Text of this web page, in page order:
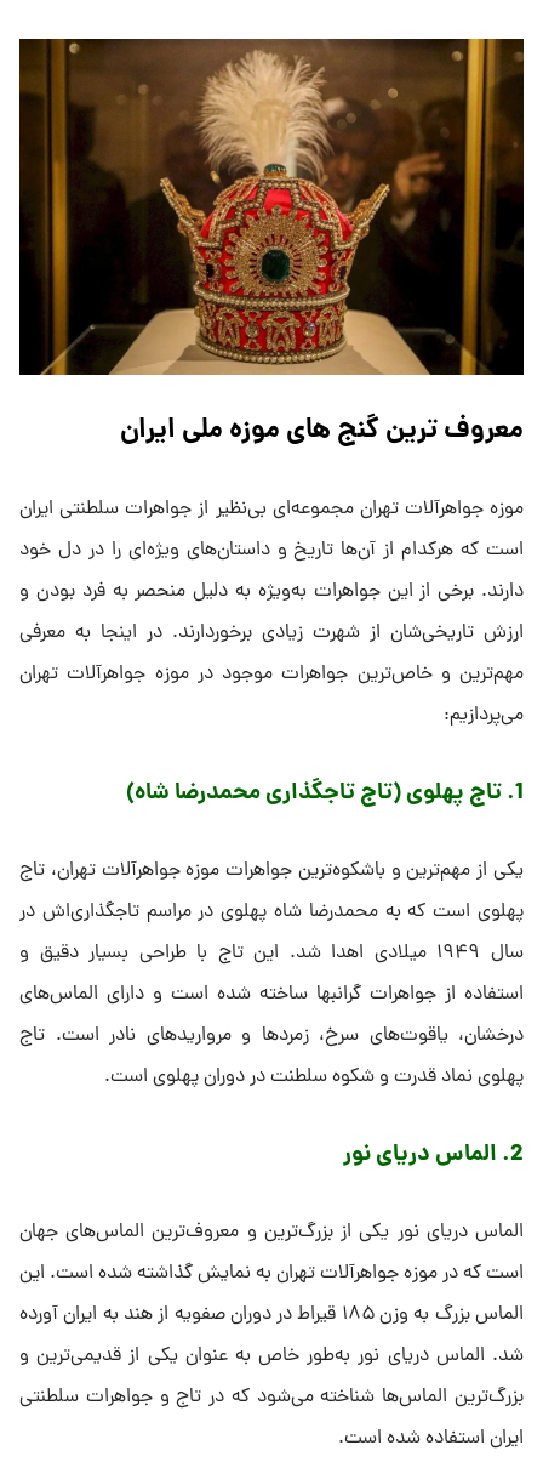
معروف ترین گنج های موزه ملی ایران
موزه جواهرآلات تهران مجموعه‌ای بی‌نظیر از جواهرات سلطنتی ایران
است که هرکدام از آن‌ها تاریخ و داستان‌های ویژه‌ای را در دل خود
دارند. برخی از این جواهرات به‌ویژه به دلیل منحصر به فرد بودن و
ارزش تاریخی‌شان از شهرت زیادی برخوردارند. در اینجا به معرفی
مهم‌ترین و خاص‌ترین جواهرات موجود در موزه جواهرآلات تهران
می‌پردازیم:
1. تاج پهلوی (تاج تاجگذاری محمدرضا شاه)
یکی از مهم‌ترین و باشکوه‌ترین جواهرات موزه جواهرآلات تهران، تاج
پهلوی است که به محمدرضا شاه پهلوی در مراسم تاجگذاری‌اش در
سال ۱۹۴۹ میلادی اهدا شد. این تاج با طراحی بسیار دقیق و
استفاده از جواهرات گرانبها ساخته شده است و دارای الماس‌های
درخشان، یاقوت‌های سرخ، زمردها و مرواریدهای نادر است. تاج
پهلوی نماد قدرت و شکوه سلطنت در دوران پهلوی است.
2. الماس دریای نور
الماس دریای نور یکی از بزرگ‌ترین و معروف‌ترین الماس‌های جهان
است که در موزه جواهرآلات تهران به نمایش گذاشته شده است. این
الماس بزرگ به وزن ۱۸۵ قیراط در دوران صفویه از هند به ایران آورده
شد. الماس دریای نور به‌طور خاص به عنوان یکی از قدیمی‌ترین و
بزرگ‌ترین الماس‌ها شناخته می‌شود که در تاج و جواهرات سلطنتی
ایران استفاده شده است.